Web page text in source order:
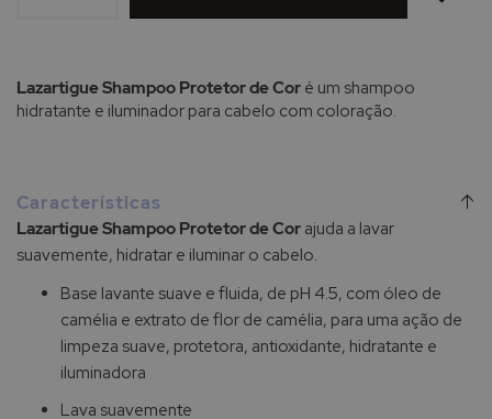
Lazartigue Shampoo Protetor de Cor é um shampoo
hidratante e iluminador para cabelo com coloração.
Características
Lazartigue Shampoo Protetor de Cor ajuda a lavar
suavemente, hidratar e iluminar o cabelo.
Base lavante suave e fluida, de pH 4.5, com óleo de
camélia e extrato de flor de camélia, para uma ação de
limpeza suave, protetora, antioxidante, hidratante e
iluminadora
Lava suavemente